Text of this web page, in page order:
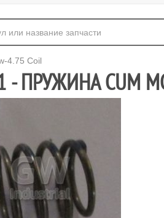
4.75 Coil
- ПРУЖИНА CUM